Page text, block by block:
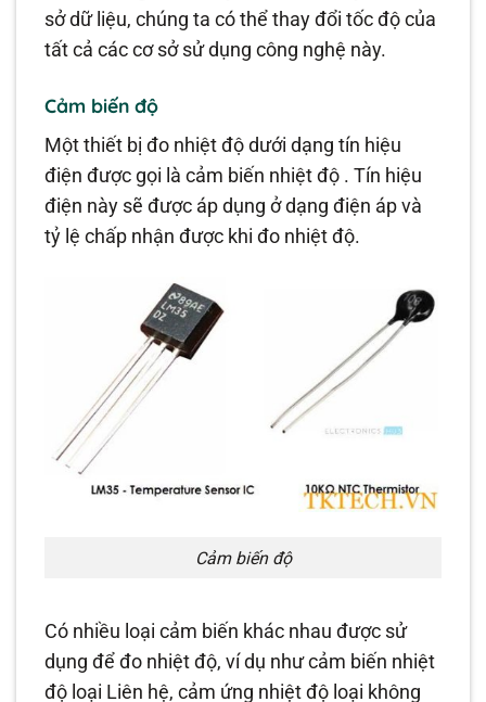
sở dữ liệu, chúng ta có thể thay đổi tốc độ của
tất cả các cơ sở sử dụng công nghệ này.
Cảm biến độ
Một thiết bị đo nhiệt độ dưới dạng tín hiệu
điện được gọi là cảm biến nhiệt độ . Tín hiệu
điện này sẽ được áp dụng ở dạng điện áp và
tỷ lệ chấp nhận được khi đo nhiệt độ.
Cảm biến độ
Có nhiều loại cảm biến khác nhau được sử
dụng để đo nhiệt độ, ví dụ như cảm biến nhiệt
độ loại Liên hệ, cảm ứng nhiệt độ loại không